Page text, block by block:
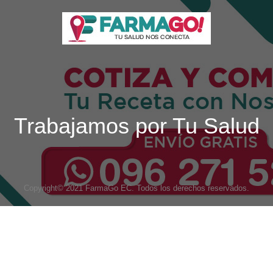
Trabajamos por Tu Salud
Copyright© 2021 FarmaGo EC. Todos los derechos reservados.